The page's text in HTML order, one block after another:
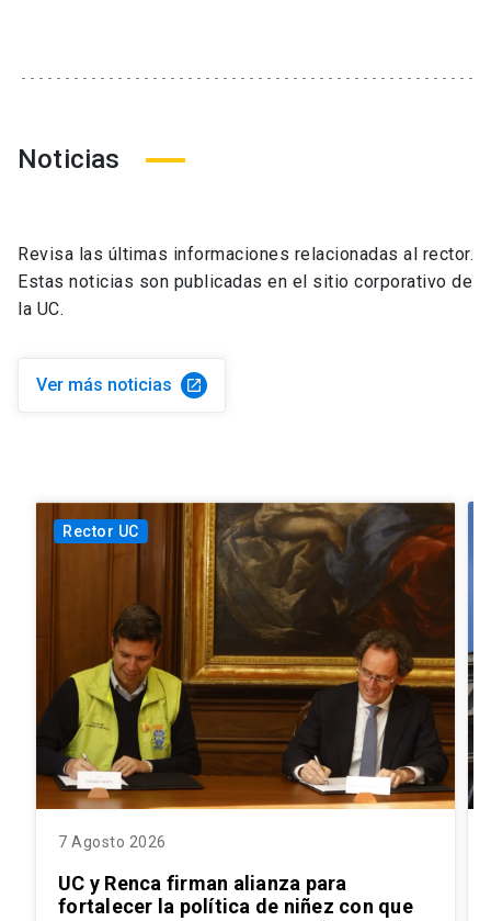
Noticias
Revisa las últimas informaciones relacionadas al rector.
Estas noticias son publicadas en el sitio corporativo de
la UC.
Ver más noticias launch
Rector UC
7 Agosto 2026
UC y Renca firman alianza para
fortalecer la política de niñez con que